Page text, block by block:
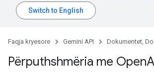
Faqja kryesore Gemini API Dokumentet,
Përputhshmëria me Open